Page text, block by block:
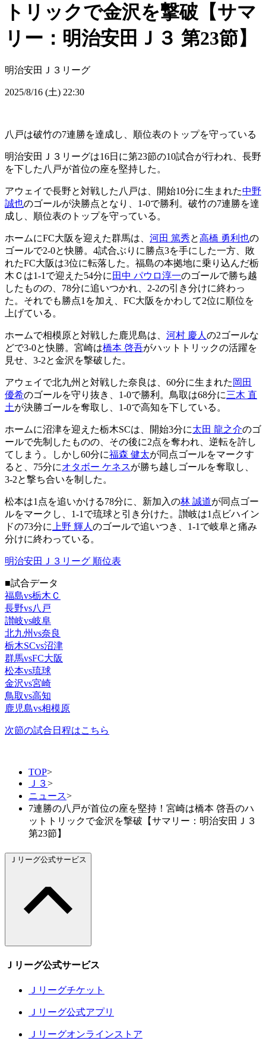
トリックで金沢を撃破【サマ
リー：明治安田Ｊ３ 第23節】
明治安田Ｊ３リーグ
2025/8/16 (土) 22:30
八戸は破竹の7連勝を達成し、順位表のトップを守っている
明治安田Ｊ３リーグは16日に第23節の10試合が行われ、長野
を下した八戸が首位の座を堅持した。
アウェイで長野と対戦した八戸は、開始10分に生まれた中野
誠也のゴールが決勝点となり、1-0で勝利。破竹の7連勝を達
成し、順位表のトップを守っている。
ホームにFC大阪を迎えた群馬は、 河田 篤秀と高橋 勇利也の
ゴールで2-0と快勝。4試合ぶりに勝点3を手にした一方、敗
れたFC大阪は3位に転落した。福島の本拠地に乗り込んだ栃
木Ｃは1-1で迎えた54分に 田中 パウロ淳一のゴールで勝ち越
したものの、78分に追いつかれ、2-2の引き分けに終わっ
た。それでも勝点1を加え、FC大阪をかわして2位に順位を
上げている。
ホームで相模原と対戦した鹿児島は、 河村 慶人 の2ゴールな
どで3-0と快勝。宮崎は橋本 啓吾がハットトリックの活躍を
見せ、3-2と金沢を撃破した。
アウェイで北九州と対戦した奈良は、60分に生まれた 岡田
優希のゴールを守り抜き、1-0で勝利。鳥取は68分に三木 直
土が決勝ゴールを奪取し、1-0で高知を下している。
ホームに沼津を迎えた栃木SCは、開始3分に太田 龍之介のゴ
ールで先制したものの、その後に2点を奪われ、逆転を許し
てしまう。しかし60分に福森 健太が同点ゴールをマークす
ると、75分にオタボー ケネスが勝ち越しゴールを奪取し、
3-2と撃ち合いを制した。
松本は1点を追いかける78分に、新加入の林 誠道が同点ゴー
ルをマークし、1-1で琉球と引き分けた。讃岐は1点ビハイン
ドの73分に 上野 輝人 のゴールで追いつき、1-1で岐阜と痛み
分けに終わっている。
明治安田Ｊ３リーグ 順位表
■試合データ
福島vs栃木Ｃ
長野vs八戸
讃岐vs岐阜
北九州vs奈良
栃木SCvs沼津
群馬vsFC大阪
松本vs琉球
金沢vs宮崎
鳥取vs高知
鹿児島vs相模原
次節の試合日程はこちら
TOP>
Ｊ３>
ニュース>
7連勝の八戸が首位の座を堅持！宮崎は橋本 啓吾のハ
ットトリックで金沢を撃破【サマリー：明治安田Ｊ３
第23節】
Ｊリーグ公式サービス
Ｊリーグ公式サービス
Ｊリーグチケット
Ｊリーグ公式アプリ
Ｊリーグオンラインストア